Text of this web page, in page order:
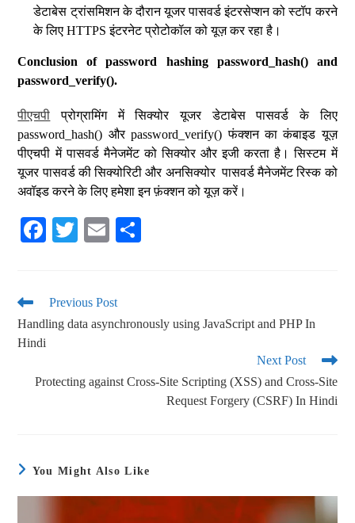
डेटाबेस ट्रांसमिशन के दौरान यूजर पासवर्ड इंटरसेप्शन को स्टॉप करने
के लिए HTTPS इंटरनेट प्रोटोकॉल को यूज़ कर रहा है।
Conclusion of password hashing password_hash() and
password_verify().
पीएचपी प्रोग्रामिंग में सिक्योर यूजर डेटाबेस पासवर्ड के लिए
password_hash() और password_verify() फंक्शन का कंबाइड यूज़
पीएचपी में पासवर्ड मैनेजमेंट को सिक्योर और इजी करता है। सिस्टम में
यूजर पासवर्ड की सिक्योरिटी और अनसिक्योर पासवर्ड मैनेजमेंट रिस्क को
अवॉइड करने के लिए हमेशा इन फ़ंक्शन को यूज़ करें।
Fa
ok
T
r
E
Previous Post
Handling data asynchronously using JavaScript and PHP In
Hindi
Next Post
Protecting against Cross-Site Scripting (XSS) and Cross-Site
Request Forgery (CSRF) In Hindi
You Might Also Like